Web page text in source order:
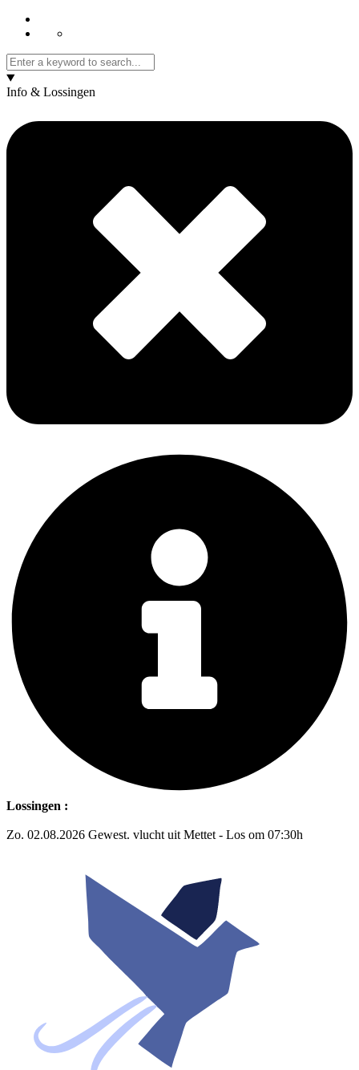
Info & Lossingen
Lossingen :
Zo. 02.08.2026 Gewest. vlucht uit Mettet - Los om 07:30h